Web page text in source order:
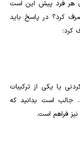
هر فرد پیش این است
کرد؟ در پاسخ باید
کرد:
یا یکی از ترکیبات
جالب است بدانید که
فراهم است.